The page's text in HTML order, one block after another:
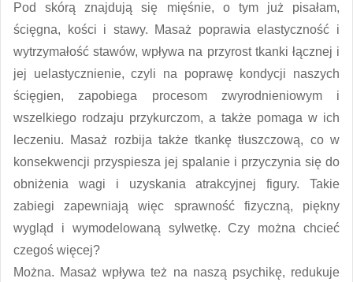
Pod skórą znajdują się mięśnie, o tym już pisałam,
ścięgna, kości i stawy. Masaż poprawia elastyczność i
wytrzymałość stawów, wpływa na przyrost tkanki łącznej i
jej uelastycznienie, czyli na poprawę kondycji naszych
ścięgien, zapobiega procesom zwyrodnieniowym i
wszelkiego rodzaju przykurczom, a także pomaga w ich
leczeniu. Masaż rozbija także tkankę tłuszczową, co w
konsekwencji przyspiesza jej spalanie i przyczynia się do
obniżenia wagi i uzyskania atrakcyjnej figury. Takie
zabiegi zapewniają więc sprawność fizyczną, piękny
wygląd i wymodelowaną sylwetkę. Czy można chcieć
czegoś więcej?
Można. Masaż wpływa też na naszą psychikę, redukuje